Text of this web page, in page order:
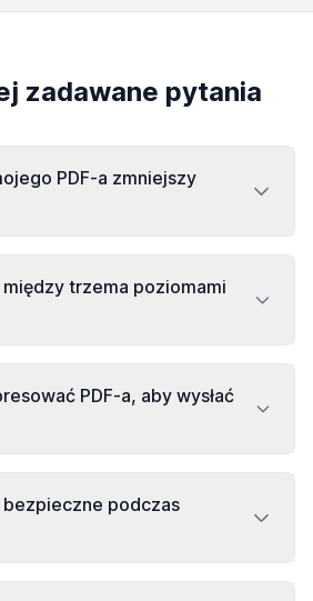
zadawane pytania
PDF-a zmniejszy
trzema poziomami
PDF-a, aby wysłać
podczas